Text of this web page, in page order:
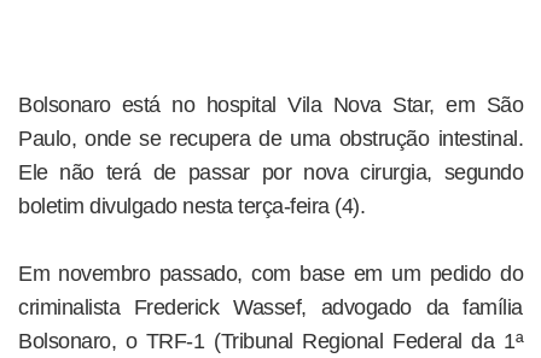
Bolsonaro está no hospital Vila Nova Star, em São
Paulo, onde se recupera de uma obstrução intestinal.
Ele não terá de passar por nova cirurgia, segundo
boletim divulgado nesta terça-feira (4).
Em novembro passado, com base em um pedido do
criminalista Frederick Wassef, advogado da família
Bolsonaro, o TRF-1 (Tribunal Regional Federal da 1ª